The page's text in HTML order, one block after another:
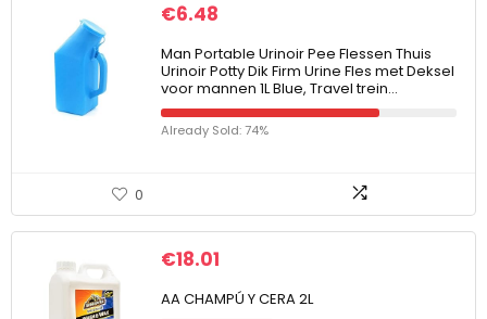
€6.48
Man Portable Urinoir Pee Flessen Thuis
Urinoir Potty Dik Firm Urine Fles met Deksel
voor mannen 1L Blue, Travel trein…
Already Sold: 74%
0
€18.01
AA CHAMPÚ Y CERA 2L